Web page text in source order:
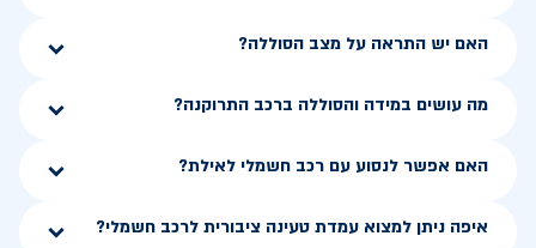
האם יש התראה על מצב הסוללה?
מה עושים במידה והסוללה ברכב התרוקנה?
האם אפשר לנסוע עם רכב חשמלי לאילת?
איפה ניתן למצוא עמדת טעינה ציבורית לרכב חשמלי?